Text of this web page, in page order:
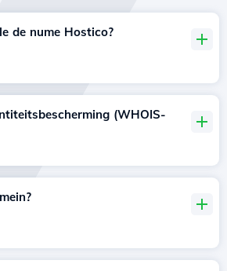
de nume Hostico?
(WHOIS-